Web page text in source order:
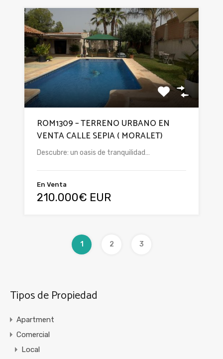
ROM1309 – TERRENO URBANO EN
VENTA CALLE SEPIA ( MORALET)
Descubre: un oasis de tranquilidad…
En Venta
210.000€ EUR
1 2 3
Tipos de Propiedad
Apartment
Comercial
Local